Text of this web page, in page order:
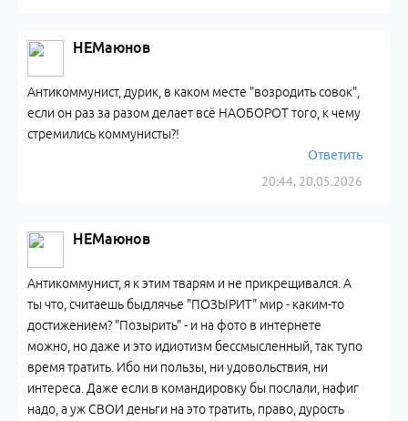
НЕМаюнов
20:44, 20.05.2026
Антикоммунист, дурик, в каком месте "возродить совок",
если он раз за разом делает всё НАОБОРОТ того, к чему
стремились коммунисты?!
Ответить
НЕМаюнов
Антикоммунист, я к этим тварям и не прикрещивался. А
ты что, считаешь быдлячье "ПОЗЫРИТ" мир - каким-то
достижением? "Позырить" - и на фото в интернете
можно, но даже и это идиотизм бессмысленный, так тупо
время тратить. Ибо ни пользы, ни удовольствия, ни
интереса. Даже если в командировку бы послали, нафиг
надо, а уж СВОИ деньги на это тратить, право, дурость